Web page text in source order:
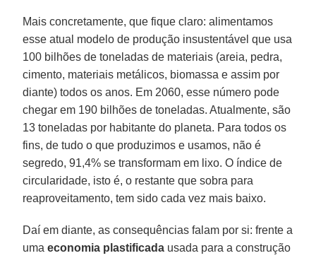
Mais concretamente, que fique claro: alimentamos
esse atual modelo de produção insustentável que usa
100 bilhões de toneladas de materiais (areia, pedra,
cimento, materiais metálicos, biomassa e assim por
diante) todos os anos. Em 2060, esse número pode
chegar em 190 bilhões de toneladas. Atualmente, são
13 toneladas por habitante do planeta. Para todos os
fins, de tudo o que produzimos e usamos, não é
segredo, 91,4% se transformam em lixo. O índice de
circularidade, isto é, o restante que sobra para
reaproveitamento, tem sido cada vez mais baixo.
Daí em diante, as consequências falam por si: frente a
umaeconomia plastificada usada para a construção